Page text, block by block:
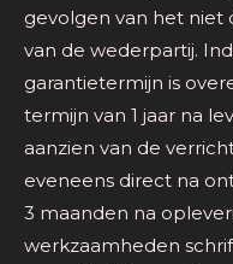
gevolgen van het niet
van de wederpartij.
garantietermijn is
termijn van 1 jaar na
aanzien van de
eveneens direct na
3 maanden na
werkzaamheden